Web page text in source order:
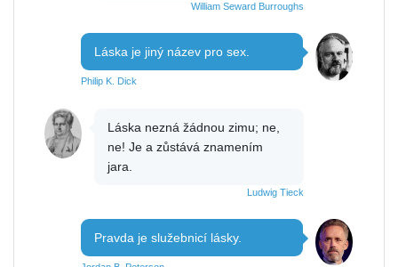
William Seward Burroughs
Láska je jiný název pro sex.
Philip K. Dick
Láska nezná žádnou zimu; ne,
ne! Je a zůstává znamením
jara.
Ludwig Tieck
Pravda je služebnicí lásky.